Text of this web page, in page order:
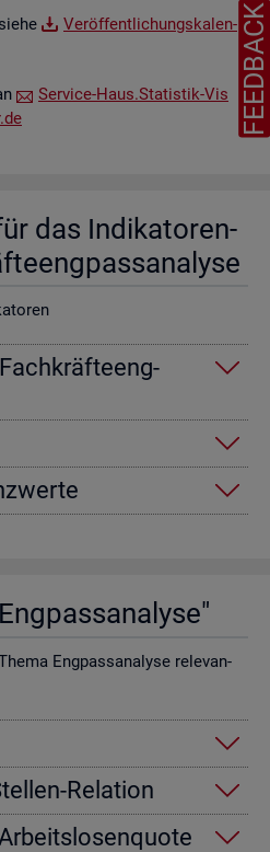
Ver­öf­fent­li­chungs­ka­len­
Ser­vice-Haus.​Statistik-​Vis​
das In­di­ka­to­ren­
Eng­pass­ana­ly­se re­le­van­
Re­la­ti­on
FEEDBACK